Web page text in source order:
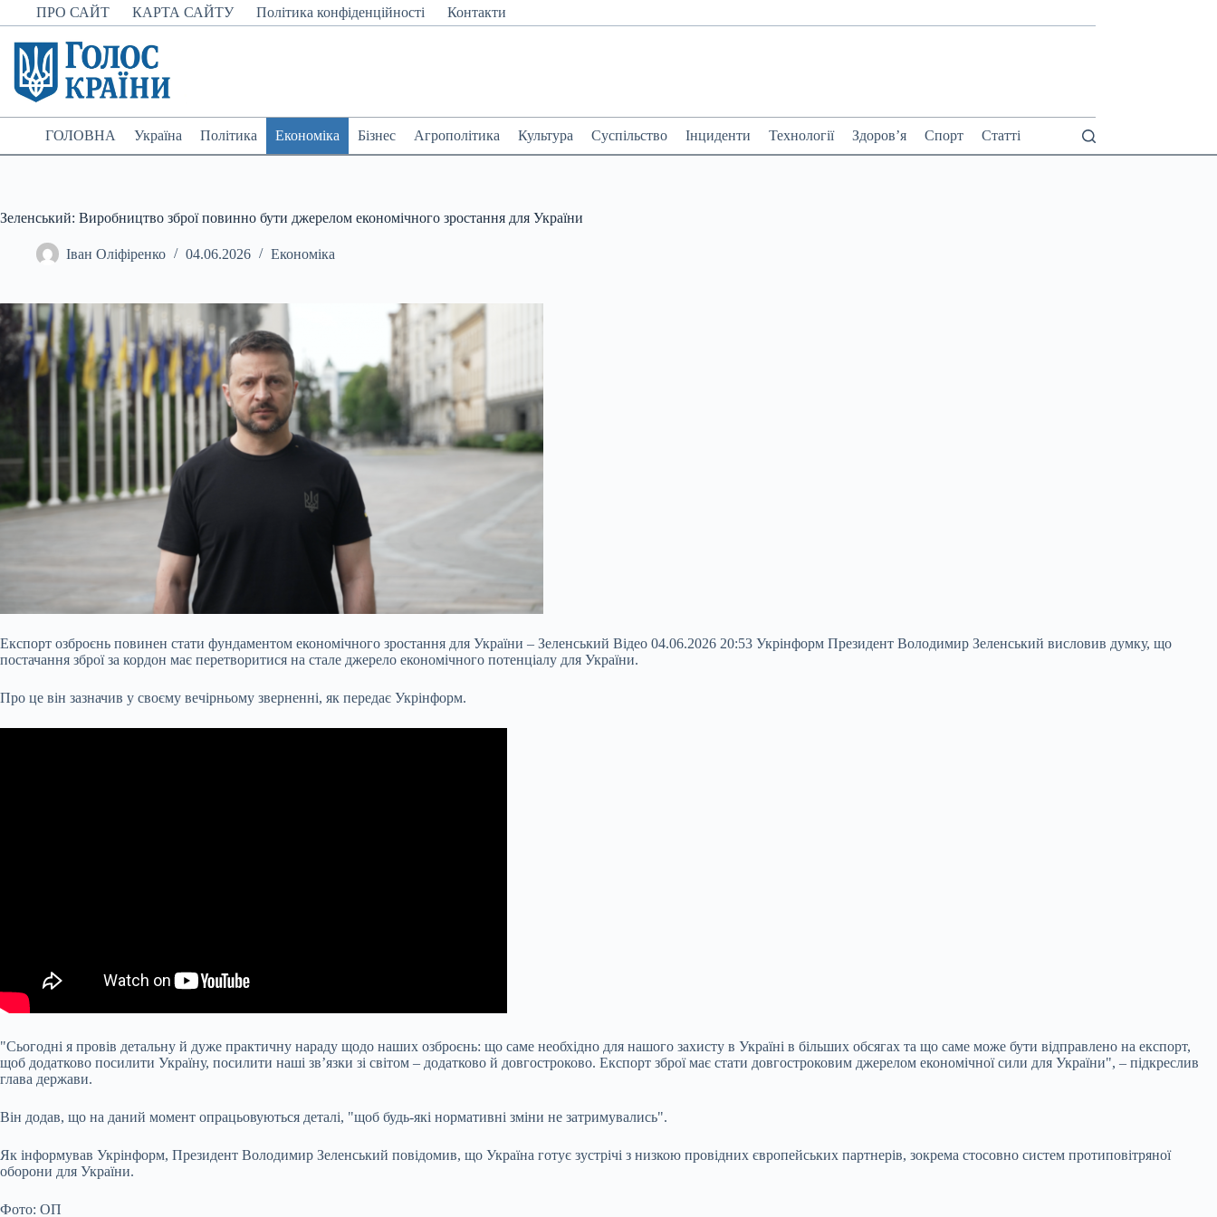
Перейти
до
вмісту
ПРО САЙТ КАРТА САЙТУ Політика конфіденційності Контакти
ГОЛОВНА Україна Політика Економіка Бізнес Агрополітика Культура Суспільство Інциденти Технології Здоров’я Спорт Статті
Зеленський: Виробництво зброї повинно бути джерелом економічного зростання для України
Іван Оліфіренко 04.06.2026 Економіка
Експорт озброєнь повинен стати фундаментом економічного зростання для України – Зеленський Відео 04.06.2026 20:53 Укрінформ Президент Володимир Зеленський висловив думку, що
постачання зброї за кордон має перетворитися на стале джерело економічного потенціалу для України.
Про це він зазначив у своєму вечірньому зверненні, як передає Укрінформ.
"Сьогодні я провів детальну й дуже практичну нараду щодо наших озброєнь: що саме необхідно для нашого захисту в Україні в більших обсягах та що саме може бути відправлено на експорт,
щоб додатково посилити Україну, посилити наші зв’язки зі світом – додатково й довгостроково. Експорт зброї має стати довгостроковим джерелом економічної сили для України", – підкреслив
глава держави.
Він додав, що на даний момент опрацьовуються деталі, "щоб будь-які нормативні зміни не затримувались".
Як інформував Укрінформ, Президент Володимир Зеленський повідомив, що Україна готує зустрічі з низкою провідних європейських партнерів, зокрема стосовно систем протиповітряної
оборони для України.
Фото: ОП